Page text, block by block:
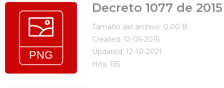
Decreto 1077 de 2015
Tamaño del archivo: 0.00 B
Created: 12-05-2015
Updated: 12-10-2021
Hits: 135